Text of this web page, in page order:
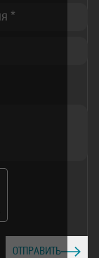
ОТПРАВИТЬ